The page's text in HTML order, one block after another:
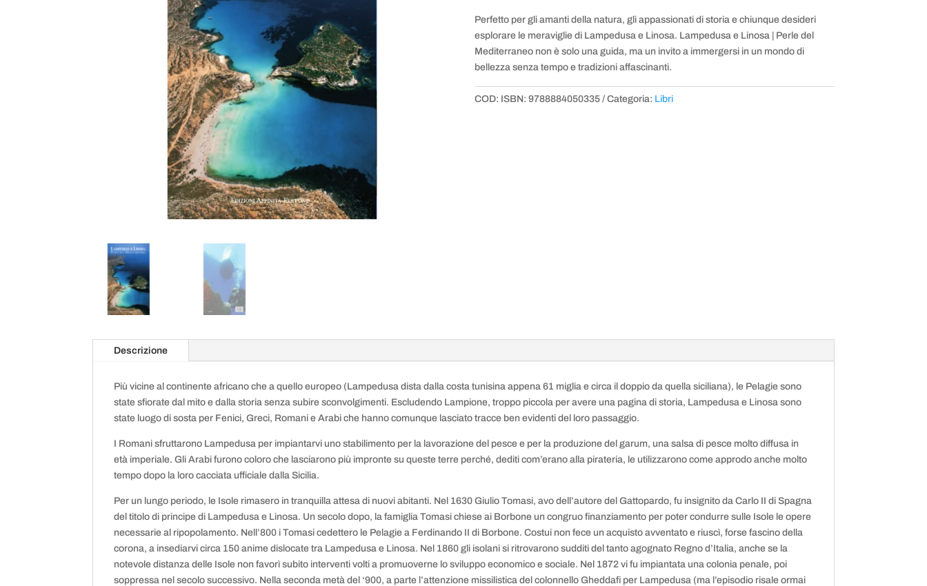
Perfetto per gli amanti della natura, gli appassionati di storia e chiunque desideri
esplorare le meraviglie di Lampedusa e Linosa. Lampedusa e Linosa | Perle del
Mediterraneo non è solo una guida, ma un invito a immergersi in un mondo di
bellezza senza tempo e tradizioni affascinanti.
COD: ISBN: 9788884050335 Categoria: Libri
Descrizione
Più vicine al continente africano che a quello europeo (Lampedusa dista dalla costa tunisina appena 61 miglia e circa il doppio da quella siciliana), le Pelagie sono
state sfiorate dal mito e dalla storia senza subire sconvolgimenti. Escludendo Lampione, troppo piccola per avere una pagina di storia, Lampedusa e Linosa sono
state luogo di sosta per Fenici, Greci, Romani e Arabi che hanno comunque lasciato tracce ben evidenti del loro passaggio.
I Romani sfruttarono Lampedusa per impiantarvi uno stabilimento per la lavorazione del pesce e per la produzione del garum, una salsa di pesce molto diffusa in
età imperiale. Gli Arabi furono coloro che lasciarono più impronte su queste terre perché, dediti com’erano alla pirateria, le utilizzarono come approdo anche molto
tempo dopo la loro cacciata ufficiale dalla Sicilia.
Per un lungo periodo, le Isole rimasero in tranquilla attesa di nuovi abitanti. Nel 1630 Giulio Tomasi, avo dell’autore del Gattopardo, fu insignito da Carlo II di Spagna
del titolo di principe di Lampedusa e Linosa. Un secolo dopo, la famiglia Tomasi chiese ai Borbone un congruo finanziamento per poter condurre sulle Isole le opere
necessarie al ripopolamento. Nell’800 i Tomasi cedettero le Pelagie a Ferdinando II di Borbone. Costui non fece un acquisto avventato e riuscì, forse fascino della
corona, a insediarvi circa 150 anime dislocate tra Lampedusa e Linosa. Nel 1860 gli isolani si ritrovarono sudditi del tanto agognato Regno d’Italia, anche se la
notevole distanza delle Isole non favorì subito interventi volti a promuoverne lo sviluppo economico e sociale. Nel 1872 vi fu impiantata una colonia penale, poi
soppressa nel secolo successivo. Nella seconda metà del ‘900, a parte l’attenzione missilistica del colonnello Gheddafi per Lampedusa (ma l’episodio risale ormai